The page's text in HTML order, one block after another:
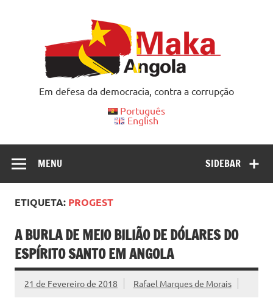
Em defesa da democracia, contra a corrupção
Português
English
SIDEBAR
MENU
ETIQUETA: PROGEST
A BURLA DE MEIO BILIÃO DE DÓLARES DO
ESPÍRITO SANTO EM ANGOLA
21 de Fevereiro de 2018 Rafael Marques de Morais